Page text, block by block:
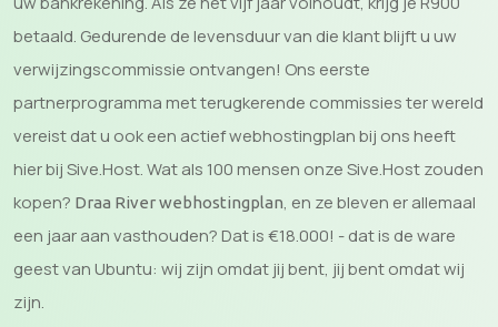
betaald. Gedurende de levensduur van die klant blijft u uw
verwijzingscommissie ontvangen! Ons eerste
partnerprogramma met terugkerende commissies ter wereld
vereist dat u ook een actief webhostingplan bij ons heeft
hier bij Sive.Host. Wat als 100 mensen onze Sive.Host zouden
kopen? Draa River webhostingplan, en ze bleven er allemaal
een jaar aan vasthouden? Dat is €18.000! - dat is de ware
geest van Ubuntu: wij zijn omdat jij bent, jij bent omdat wij
zijn.